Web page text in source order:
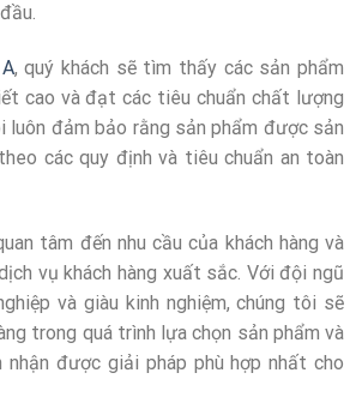
, quý khách sẽ tìm thấy các sản phẩm
cao và đạt các tiêu chuẩn chất lượng
luôn đảm bảo rằng sản phẩm được sản
các quy định và tiêu chuẩn an toàn
tâm đến nhu cầu của khách hàng và
vụ khách hàng xuất sắc. Với đội ngũ
và giàu kinh nghiệm, chúng tôi sẽ
trong quá trình lựa chọn sản phẩm và
nhận được giải pháp phù hợp nhất cho